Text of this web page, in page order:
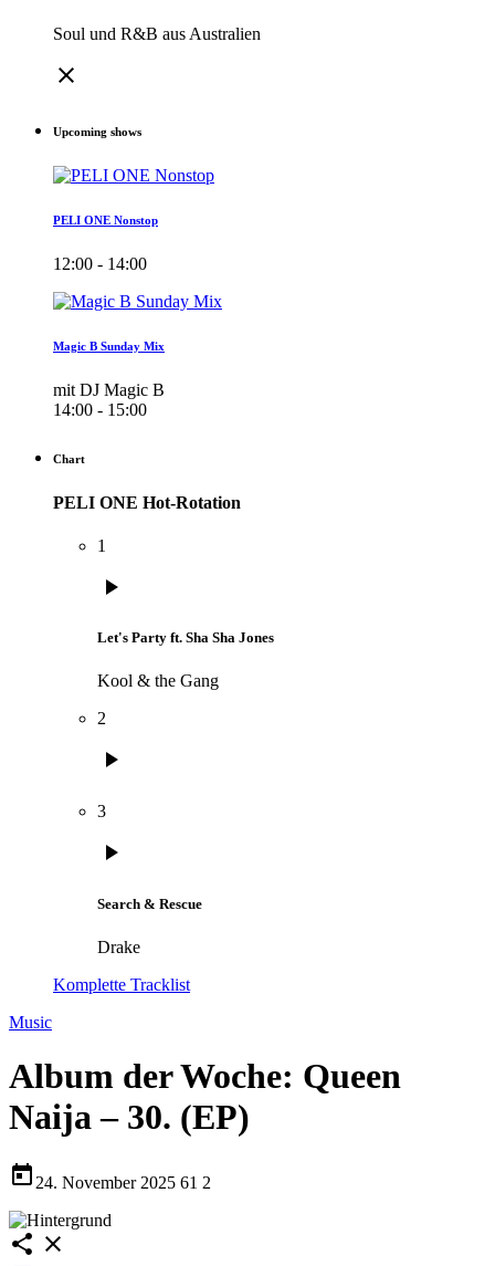
Soul und R&B aus Australien
close
Upcoming shows
PELI ONE Nonstop
12:00 - 14:00
Magic B Sunday Mix
mit DJ Magic B
14:00 - 15:00
Chart
PELI ONE Hot-Rotation
1
play_arrow
Let's Party ft. Sha Sha Jones
Kool & the Gang
2
play_arrow
3
play_arrow
Search & Rescue
Drake
Komplette Tracklist
Music
Album der Woche: Queen
Naija – 30. (EP)
today 24. November 2025 61 2
share close